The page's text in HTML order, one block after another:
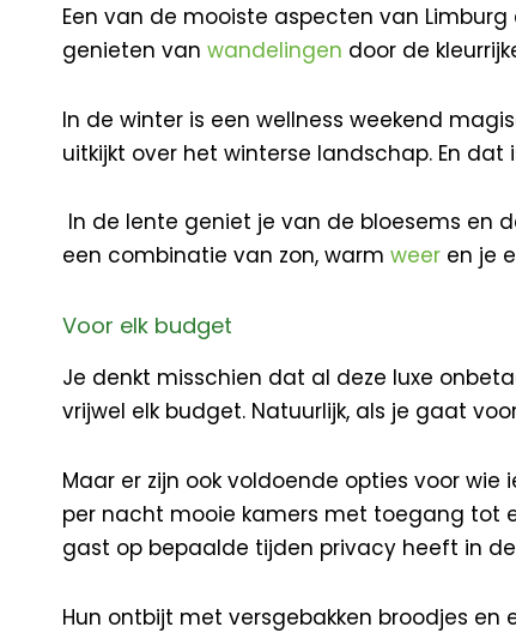
Een van de mooiste aspecten van
genieten van wandelingen door de
In de winter is een wellness weekend
uitkijkt over het winterse landschap. En
In de lente geniet je van de bloesems en
een combinatie van zon, warm weer en je
Voor elk budget
Je denkt misschien dat al deze luxe
vrijwel elk budget. Natuurlijk, als je gaat
Maar er zijn ook voldoende opties voor
per nacht mooie kamers met toegang tot
gast op bepaalde tijden privacy heeft in
Hun ontbijt met versgebakken broodjes